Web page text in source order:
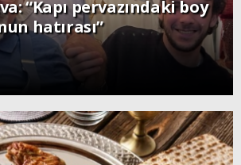
“Kapı pervazındaki boy
hatırası”